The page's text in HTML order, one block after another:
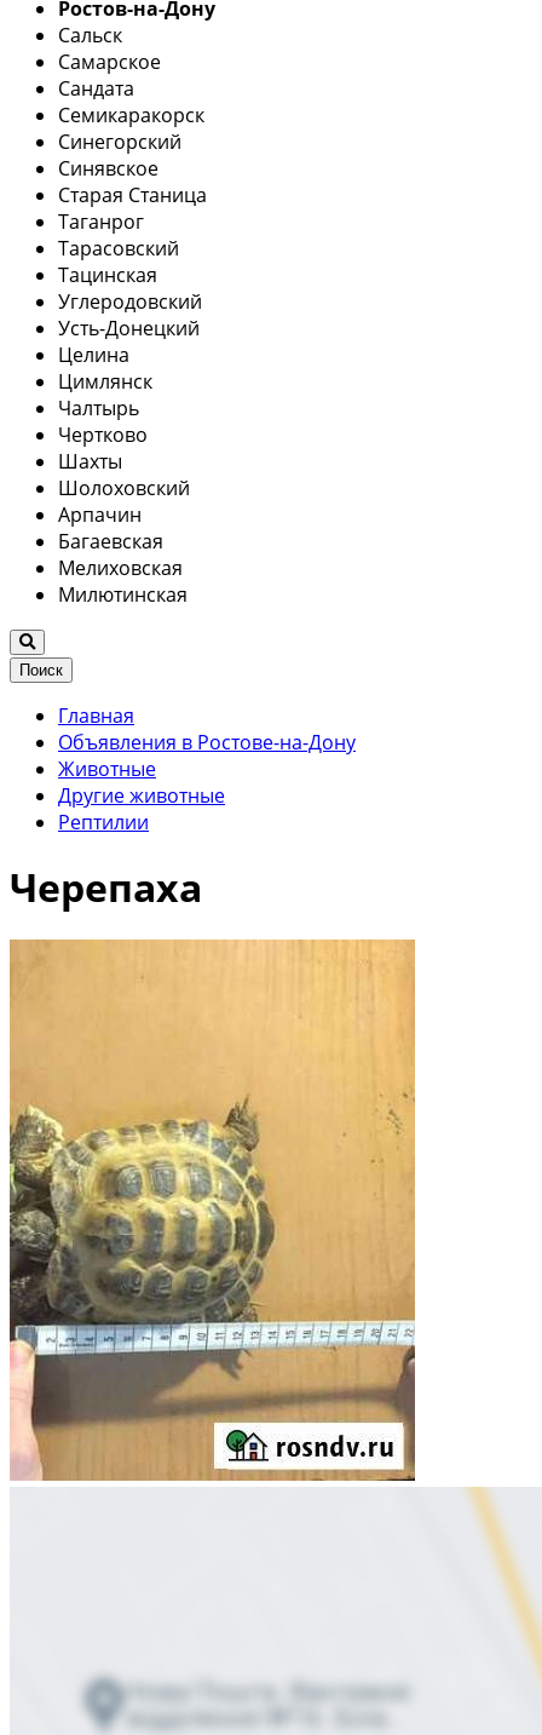
Ростов-на-Дону
Сальск
Самарское
Сандата
Семикаракорск
Синегорский
Синявское
Старая Станица
Таганрог
Тарасовский
Тацинская
Углеродовский
Усть-Донецкий
Целина
Цимлянск
Чалтырь
Чертково
Шахты
Шолоховский
Арпачин
Багаевская
Мелиховская
Милютинская
Поиск
Главная
Объявления в Ростове-на-Дону
Животные
Другие животные
Рептилии
Черепаха